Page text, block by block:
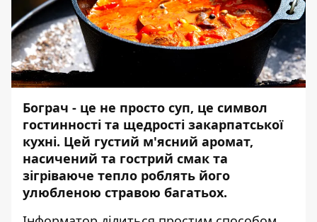
Бограч - це не просто суп, це символ
гостинності та щедрості закарпатської
кухні. Цей густий м'ясний аромат,
насичений та гострий смак та
зігріваюче тепло роблять його
улюбленою стравою багатьох.